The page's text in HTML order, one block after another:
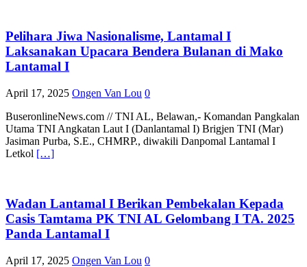
Pelihara Jiwa Nasionalisme, Lantamal I
Laksanakan Upacara Bendera Bulanan di Mako
Lantamal I
April 17, 2025 Ongen Van Lou 0
BuseronlineNews.com // TNI AL, Belawan,- Komandan Pangkalan
Utama TNI Angkatan Laut I (Danlantamal I) Brigjen TNI (Mar)
Jasiman Purba, S.E., CHMRP., diwakili Danpomal Lantamal I
Letkol […]
Wadan Lantamal I Berikan Pembekalan Kepada
Casis Tamtama PK TNI AL Gelombang I TA. 2025
Panda Lantamal I
April 17, 2025 Ongen Van Lou 0